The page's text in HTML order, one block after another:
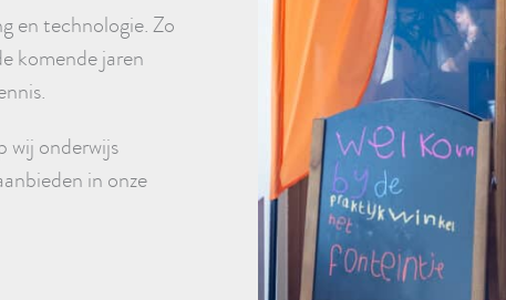
en technologie. Zo
komende jaren
wij onderwijs
in onze